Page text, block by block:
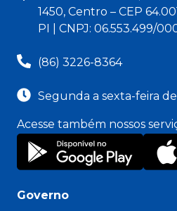
1450, Centro – CEP
PI | CNPJ: 06.553.499/
(86) 3226-8364
Segunda a sexta-feira
Acesse também nossos
Governo